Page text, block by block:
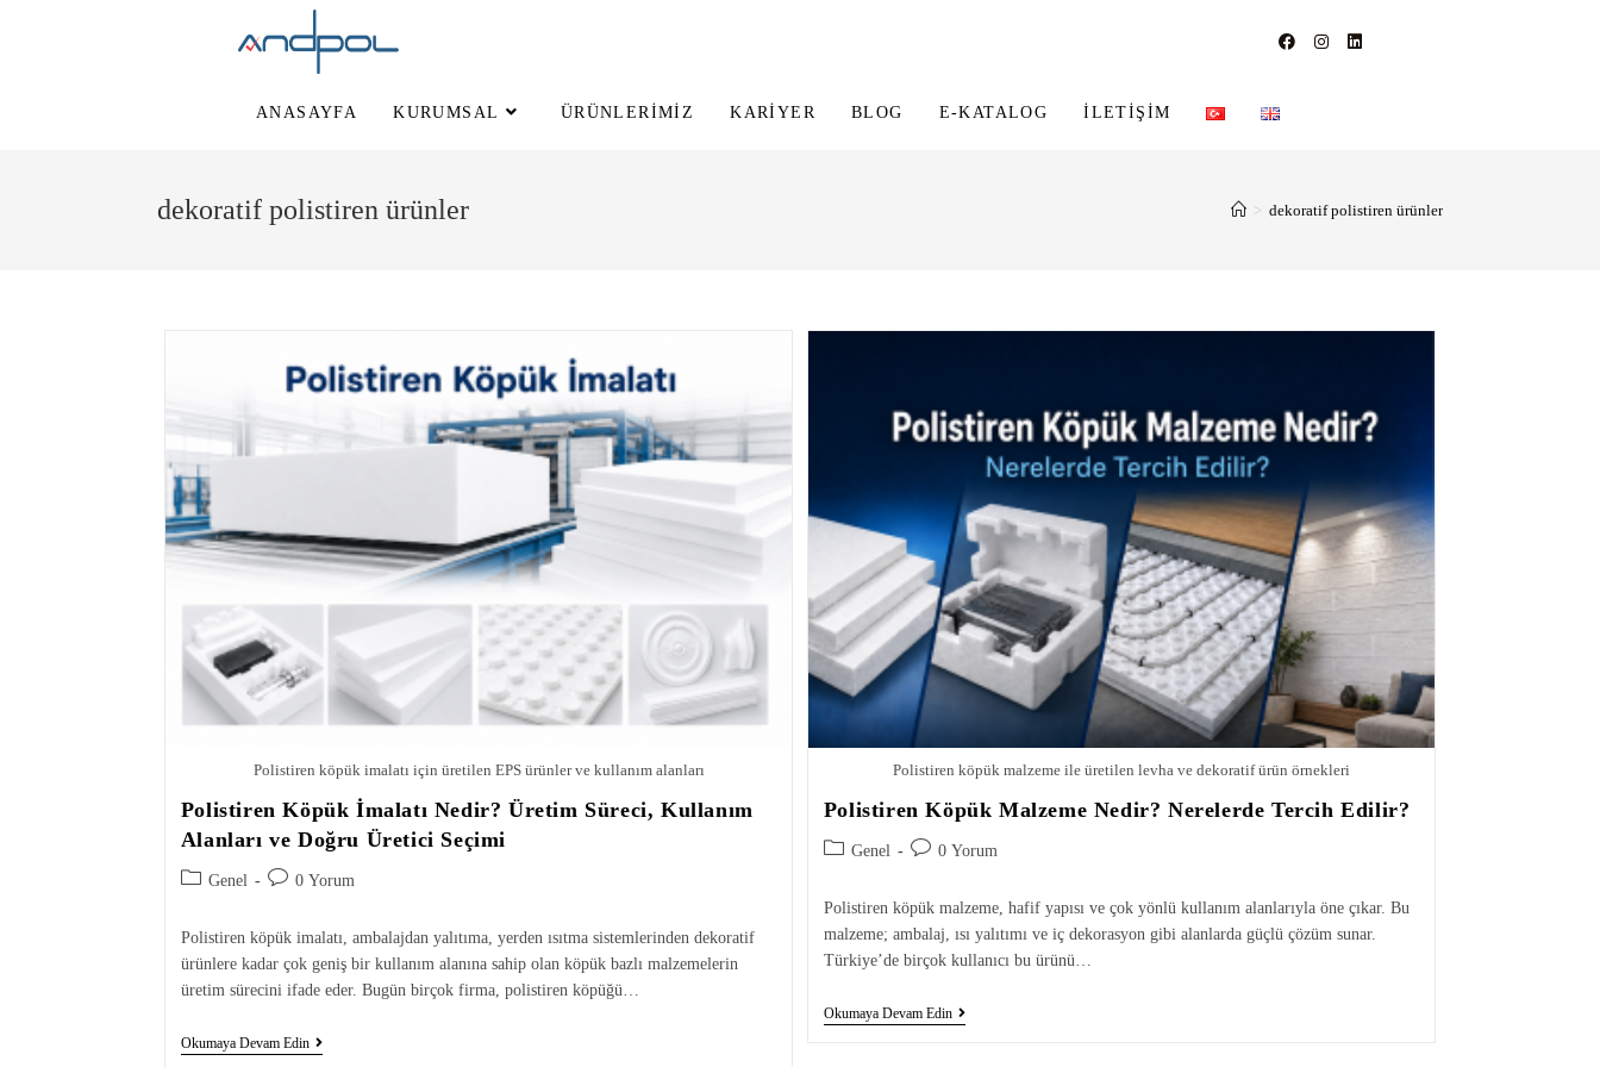
ANASAYFA KURUMSAL ÜRÜNLERIMIZ KARIYER BLOG E-KATALOG İLETIŞIM
dekoratif polistiren ürünler > dekoratif polistiren ürünler
Polistiren köpük imalatı için üretilen EPS ürünler ve kullanım alanları
Polistiren Köpük İmalatı Nedir? Üretim Süreci, Kullanım
Alanları ve Doğru Üretici Seçimi
Genel 0 Yorum
Polistiren köpük imalatı, ambalajdan yalıtıma, yerden ısıtma sistemlerinden dekoratif
ürünlere kadar çok geniş bir kullanım alanına sahip olan köpük bazlı malzemelerin
üretim sürecini ifade eder. Bugün birçok firma, polistiren köpüğü…
Okumaya Devam Edin
Polistiren köpük malzeme ile üretilen levha ve dekoratif ürün örnekleri
Polistiren Köpük Malzeme Nedir? Nerelerde Tercih Edilir?
Genel 0 Yorum
Polistiren köpük malzeme, hafif yapısı ve çok yönlü kullanım alanlarıyla öne çıkar. Bu
malzeme; ambalaj, ısı yalıtımı ve iç dekorasyon gibi alanlarda güçlü çözüm sunar.
Türkiye’de birçok kullanıcı bu ürünü…
Okumaya Devam Edin